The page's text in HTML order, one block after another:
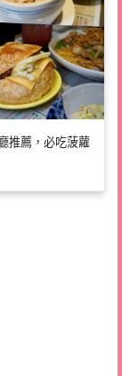
推薦，必吃菠蘿